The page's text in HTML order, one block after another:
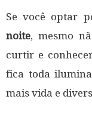
Se você optar
noite, mesmo
curtir e
fica toda
mais vida e